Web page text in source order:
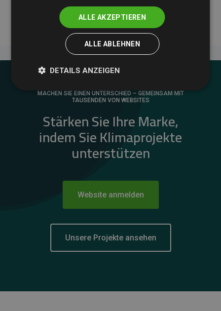
messbare Klimawirkung unseres Ansatzes.
MACHEN SIE EINEN UNTERSCHIED – GEMEINSAM MIT
TAUSENDEN VON WEBSITES
Stärken Sie Ihre Marke,
indem Sie Klimaprojekte
unterstützen
Website anmelden
Unsere Projekte ansehen
ALLE AKZEPTIEREN
ALLE ABLEHNEN
DETAILS ANZEIGEN